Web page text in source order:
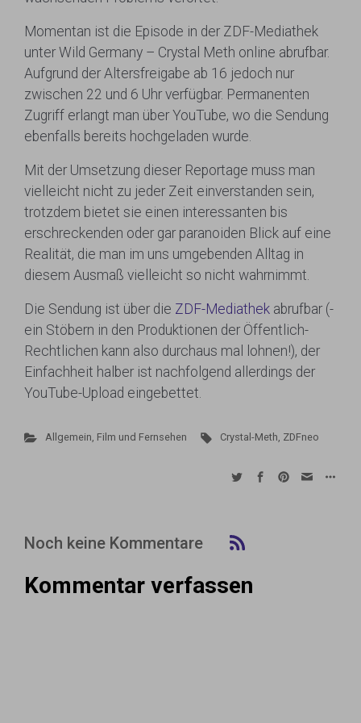
Momentan ist die Episode in der ZDF-Mediathek
unter Wild Germany – Crystal Meth online abrufbar.
Aufgrund der Altersfreigabe ab 16 jedoch nur
zwischen 22 und 6 Uhr verfügbar. Permanenten
Zugriff erlangt man über YouTube, wo die Sendung
ebenfalls bereits hochgeladen wurde.
Mit der Umsetzung dieser Reportage muss man
vielleicht nicht zu jeder Zeit einverstanden sein,
trotzdem bietet sie einen interessanten bis
erschreckenden oder gar paranoiden Blick auf eine
Realität, die man im uns umgebenden Alltag in
diesem Ausmaß vielleicht so nicht wahrnimmt.
Die Sendung ist über die ZDF-Mediathek abrufbar (-
ein Stöbern in den Produktionen der Öffentlich-
Rechtlichen kann also durchaus mal lohnen!), der
Einfachheit halber ist nachfolgend allerdings der
YouTube-Upload eingebettet.
Allgemein, Film und Fernsehen Crystal-Meth, ZDFneo
Noch keine Kommentare
Kommentar verfassen